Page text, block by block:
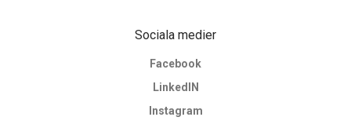
Sociala medier
Facebook
LinkedIN
Instagram